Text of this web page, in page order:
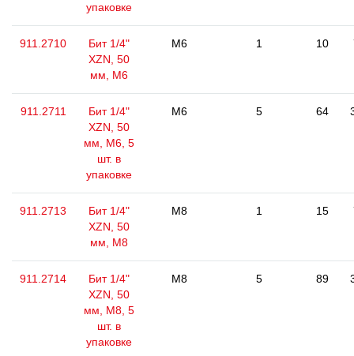
упаковке
911.2710
Бит 1/4"
XZN, 50
мм, М6
M6 1 10
911.2711
Бит 1/4"
XZN, 50
мм, М6, 5
шт. в
упаковке
M6 5 64
911.2713
Бит 1/4"
XZN, 50
мм, М8
M8 1 15
911.2714
Бит 1/4"
XZN, 50
мм, М8, 5
шт. в
упаковке
M8 5 89